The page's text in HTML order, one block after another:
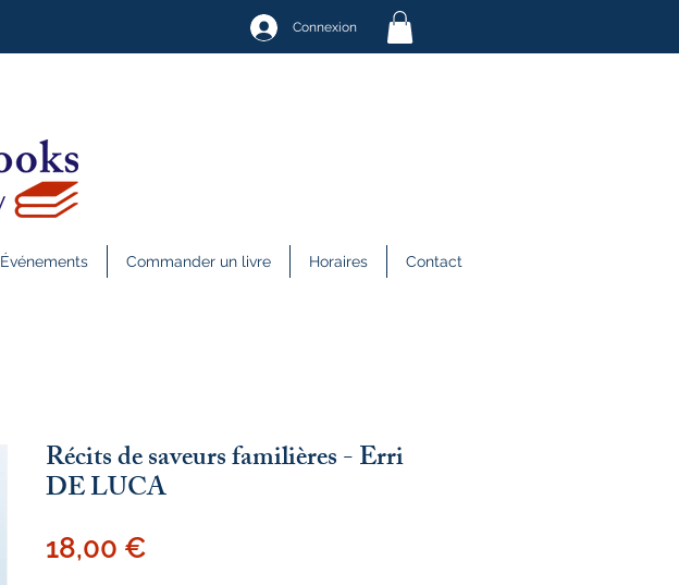
Connexion
Événements Commander un livre Horaires Contact
Récits de saveurs familières - Erri
DE LUCA
18,00 €